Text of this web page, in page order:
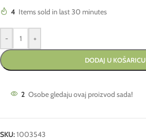
4 Items sold in last 30 minutes
- +
DODAJ U KOŠARICU
2 Osobe gledaju ovaj proizvod sada!
SKU:1003543